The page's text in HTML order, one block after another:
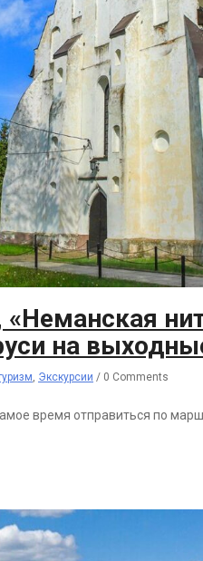
на
, Экскурсии / 0 Comments
время отправиться по